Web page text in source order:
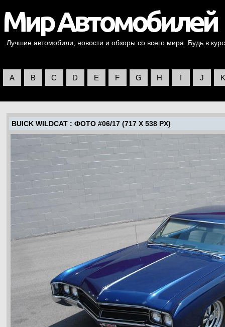
Лучшие автомобили, новости и обзоры со всего мира. Будь в
A B C D E F G H I J K
BUICK WILDCAT : ФОТО #06/17 (717 X 538 PX)